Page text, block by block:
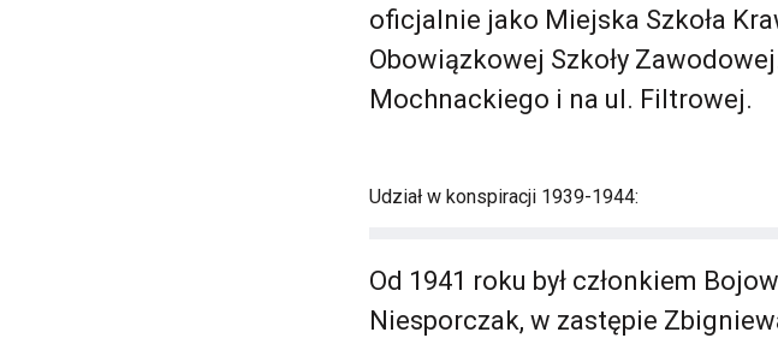
oficjalnie jako Miejska Szkoła
Obowiązkowej Szkoły
Mochnackiego i na ul. Filtrowej.
Udział w konspiracji 1939-1944:
Od 1941 roku był członkiem
Niesporczak, w zastępie